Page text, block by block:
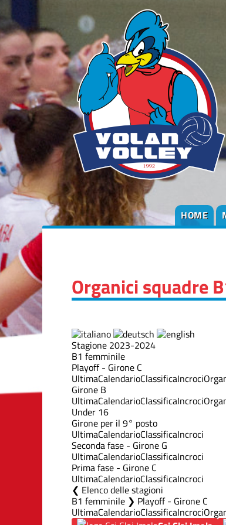
HOME
Organici squadre
Stagione 2023-2024
B1 femminile
Playoff - Girone C
UltimaCalendarioClassificaIncroci
Girone B
UltimaCalendarioClassificaIncroci
Under 16
Girone per il 9° posto
UltimaCalendarioClassificaIncroci
Seconda fase - Girone G
UltimaCalendarioClassificaIncroci
Prima fase - Girone C
UltimaCalendarioClassificaIncroci
Elenco delle stagioni
B1 femminile ❯ Playoff - Girone C
UltimaCalendarioClassificaIncroci